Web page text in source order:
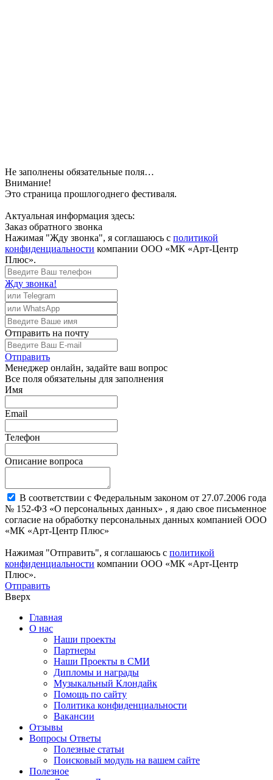
Не заполнены обязательные поля…
Внимание!
Это страница прошлогоднего фестиваля.
Актуальная информация здесь:
Заказ обратного звонка
Нажимая "Жду звонка", я соглашаюсь с политикой
конфиденциальности компании ООО «МК «Арт-Центр
Плюс».
Жду звонка!
Отправить на почту
Отправить
Менеджер онлайн, задайте ваш вопрос
Все поля обязательны для заполнения
Имя
Email
Телефон
Описание вопроса
В соответствии с Федеральным законом от 27.07.2006 года
№ 152-ФЗ «О персональных данных» , я даю свое письменное
согласие на обработку персональных данных компанией ООО
«МК «Арт-Центр Плюс»
Нажимая "Отправить", я соглашаюсь с политикой
конфиденциальности компании ООО «МК «Арт-Центр
Плюс».
Отправить
Вверх
Главная
О нас
Наши проекты
Партнеры
Наши Проекты в СМИ
Дипломы и награды
Музыкальный Клондайк
Помощь по сайту
Политика конфиденциальности
Вакансии
Отзывы
Вопросы Ответы
Полезные статьи
Поисковый модуль на вашем сайте
Полезное